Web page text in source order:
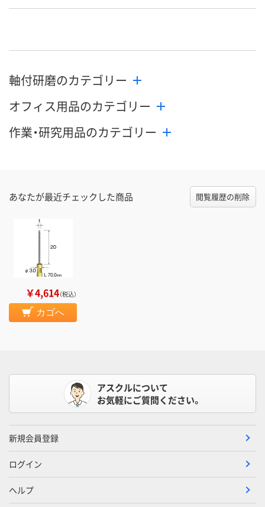
カゴへ
軸付研磨のカテゴリー
オフィス用品のカテゴリー
作業・研究用品のカテゴリー
あなたが最近チェックした商品 閲覧履歴の削除
￥4,614（税込）
カゴへ
アスクルについて
お気軽にご質問ください。
新規会員登録
ログイン
ヘルプ